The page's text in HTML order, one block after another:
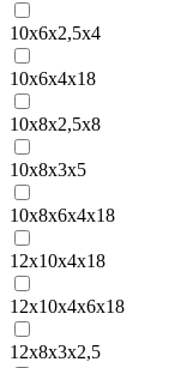
10x6x2,5x4
10x6x4x18
10x8x2,5x8
10x8x3x5
10x8x6x4x18
12x10x4x18
12x10x4x6x18
12x8x3x2,5